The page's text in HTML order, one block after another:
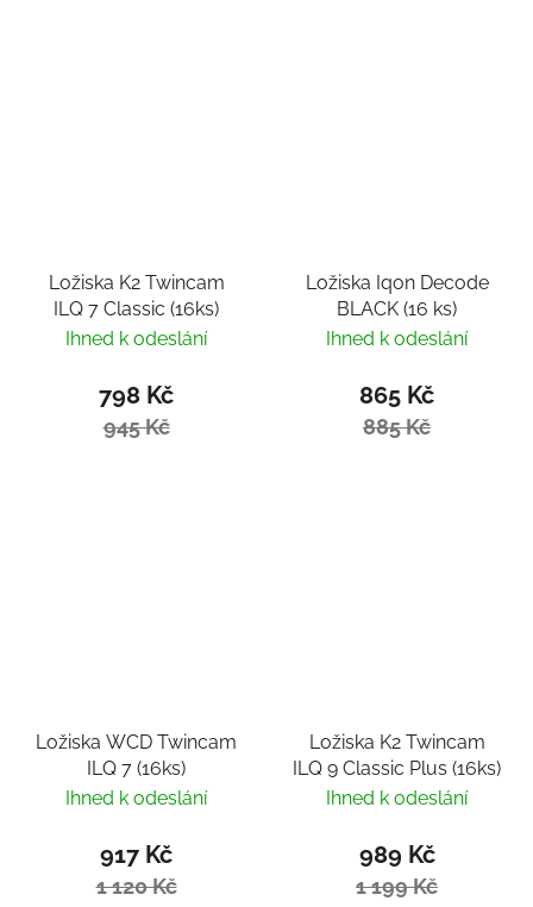
Ložiska K2 Twincam
ILQ 7 Classic (16ks)
Ihned k odeslání
798 Kč
945 Kč
Ložiska Iqon Decode
BLACK (16 ks)
Ihned k odeslání
865 Kč
885 Kč
Ložiska WCD Twincam
ILQ 7 (16ks)
Ihned k odeslání
917 Kč
1 120 Kč
Ložiska K2 Twincam
ILQ 9 Classic Plus (16ks)
Ihned k odeslání
989 Kč
1 199 Kč